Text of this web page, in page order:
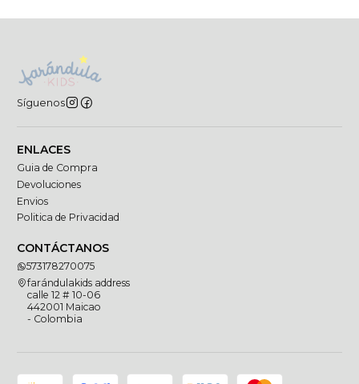
Síguenos
ENLACES
Guia de Compra
Devoluciones
Envios
Politica de Privacidad
CONTÁCTANOS
573178270075
farándulakids address
calle 12 # 10-06
442001 Maicao
- Colombia